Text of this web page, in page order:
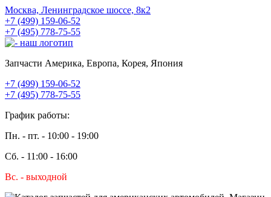
Москва, Ленинградское шоссе, 8к2
+7 (499) 159-06-52
+7 (495) 778-75-55
Запчасти Америка, Европа, Корея, Япония
+7 (499) 159-06-52
+7 (495) 778-75-55
График работы:
Пн. - пт. - 10:00 - 19:00
Сб. - 11:00 - 16:00
Вс. - выходной